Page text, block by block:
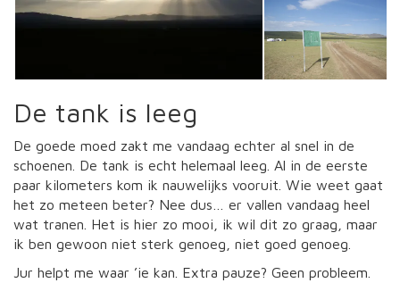
De tank is leeg
De goede moed zakt me vandaag echter al snel in de
schoenen. De tank is echt helemaal leeg. Al in de eerste
paar kilometers kom ik nauwelijks vooruit. Wie weet gaat
het zo meteen beter? Nee dus… er vallen vandaag heel
wat tranen. Het is hier zo mooi, ik wil dit zo graag, maar
ik ben gewoon niet sterk genoeg, niet goed genoeg.
Jur helpt me waar ’ie kan. Extra pauze? Geen probleem.